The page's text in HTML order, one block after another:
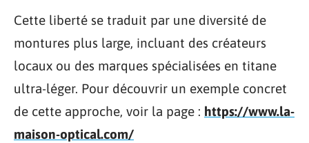
Cette liberté se traduit par une diversité de
montures plus large, incluant des créateurs
locaux ou des marques spécialisées en titane
ultra-léger. Pour découvrir un exemple concret
de cette approche, voir la page : https://www.la-
maison-optical.com/